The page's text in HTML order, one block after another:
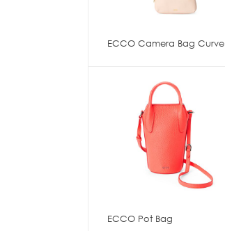
ECCO Camera Bag Curve
ECCO Pot Bag